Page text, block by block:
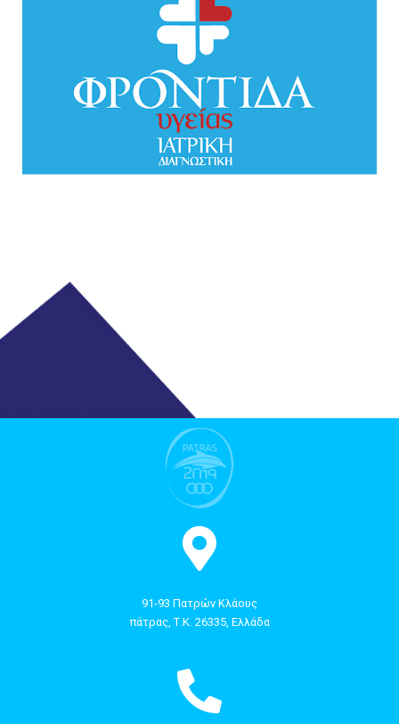
91-93 Πατρών Κλάους
πάτρας, Τ.Κ. 26335, Ελλάδα